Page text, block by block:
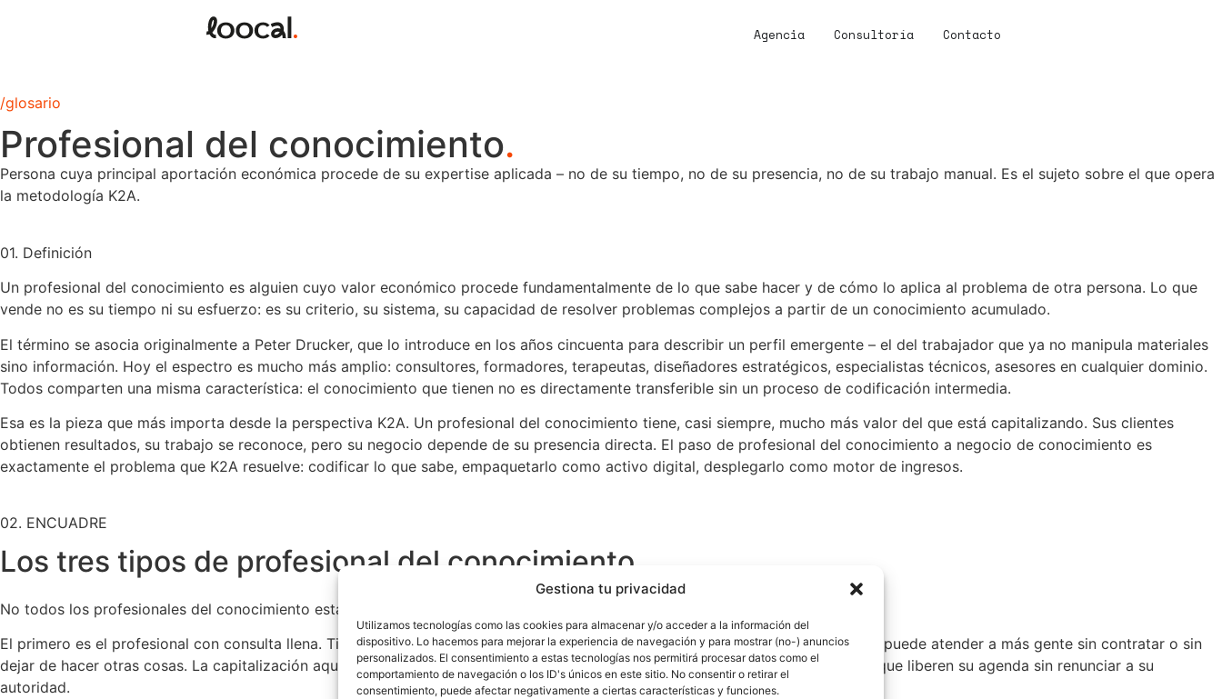
Gestiona tu privacidad
Utilizamos tecnologías como las cookies para almacenar y/o acceder a la información del
dispositivo. Lo hacemos para mejorar la experiencia de navegación y para mostrar (no-) anuncios
personalizados. El consentimiento a estas tecnologías nos permitirá procesar datos como el
comportamiento de navegación o los ID's únicos en este sitio. No consentir o retirar el
consentimiento, puede afectar negativamente a ciertas características y funciones.
Agencia Consultoría Contacto
/glosario
Profesional del conocimiento.
Persona cuya principal aportación económica procede de su expertise aplicada – no de su tiempo, no de su presencia, no de su trabajo manual. Es el sujeto sobre el que opera
la metodología K2A.
01. Definición
Un profesional del conocimiento es alguien cuyo valor económico procede fundamentalmente de lo que sabe hacer y de cómo lo aplica al problema de otra persona. Lo que
vende no es su tiempo ni su esfuerzo: es su criterio, su sistema, su capacidad de resolver problemas complejos a partir de un conocimiento acumulado.
El término se asocia originalmente a Peter Drucker, que lo introduce en los años cincuenta para describir un perfil emergente – el del trabajador que ya no manipula materiales
sino información. Hoy el espectro es mucho más amplio: consultores, formadores, terapeutas, diseñadores estratégicos, especialistas técnicos, asesores en cualquier dominio.
Todos comparten una misma característica: el conocimiento que tienen no es directamente transferible sin un proceso de codificación intermedia.
Esa es la pieza que más importa desde la perspectiva K2A. Un profesional del conocimiento tiene, casi siempre, mucho más valor del que está capitalizando. Sus clientes
obtienen resultados, su trabajo se reconoce, pero su negocio depende de su presencia directa. El paso de profesional del conocimiento a negocio de conocimiento es
exactamente el problema que K2A resuelve: codificar lo que sabe, empaquetarlo como activo digital, desplegarlo como motor de ingresos.
02. ENCUADRE
Los tres tipos de profesional del conocimiento.
No todos los profesionales del conocimiento están en el mismo punto. En la práctica vemos tres situaciones recurrentes:
El primero es el profesional con consulta llena. Tiene clientes, factura bien, su agenda está completa. Su techo es operativo: no puede atender a más gente sin contratar o sin
dejar de hacer otras cosas. La capitalización aquí consiste en convertir parte de lo que entrega en directo en activos digitales que liberen su agenda sin renunciar a su
autoridad.